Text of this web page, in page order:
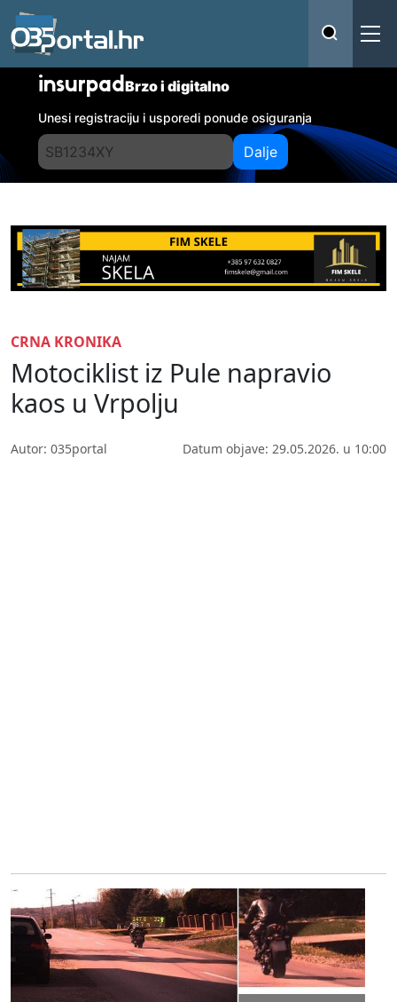
insurpadBrzo i digitalno
Unesi registraciju i usporedi ponude osiguranja
Dalje
CRNA KRONIKA
Motociklist iz Pule napravio
kaos u Vrpolju
Autor: 035portal Datum objave: 29.05.2026. u 10:00